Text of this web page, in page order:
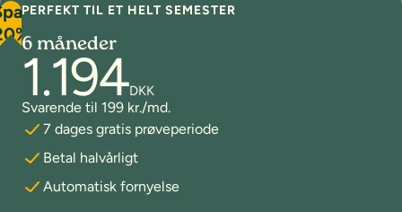
PERFEKT TIL ET HELT SEMESTER
6 måneder
1.194DKK
Svarende til 199 kr./md.
7 dages gratis prøveperiode
Betal halvårligt
Automatisk fornyelse